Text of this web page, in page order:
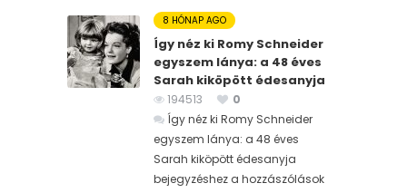
8 HÓNAP AGO
Így néz ki Romy Schneider
egyszem lánya: a 48 éves
Sarah kiköpött édesanyja
194513
0
Így néz ki Romy Schneider
egyszem lánya: a 48 éves
Sarah kiköpött édesanyja
bejegyzéshez a hozzászólások